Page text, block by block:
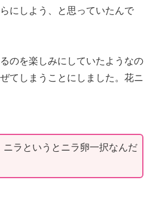
にしよう、と思っていたんで
のを楽しみにしていたようなの
てしまうことにしました。花ニ
ニラというとニラ卵一択なんだ